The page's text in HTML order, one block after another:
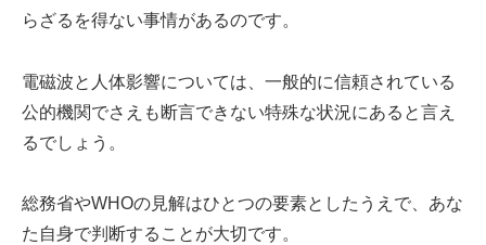
らざるを得ない事情があるのです。
電磁波と人体影響については、一般的に信頼されている
公的機関でさえも断言できない特殊な状況にあると言え
るでしょう。
総務省やWHOの見解はひとつの要素としたうえで、あな
た自身で判断することが大切です。